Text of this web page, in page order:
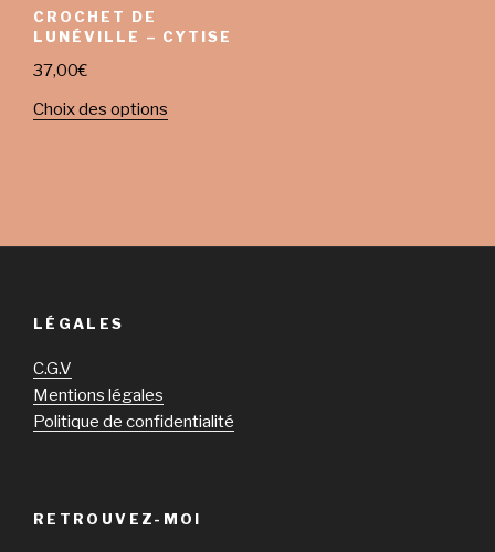
CROCHET DE
LUNÉVILLE – CYTISE
37,00€
Choix des options
LÉGALES
C.G.V
Mentions légales
Politique de confidentialité
RETROUVEZ-MOI